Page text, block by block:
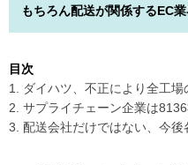
もちろん配送が関係するEC業
目次
1. ダイハツ、不正により全工場
2. サプライチェーン企業は
3. 配送会社だけではない、今